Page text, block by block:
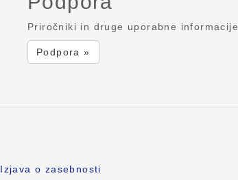
Priročniki in druge uporabne informacije
Podpora »
Izjava o zasebnosti